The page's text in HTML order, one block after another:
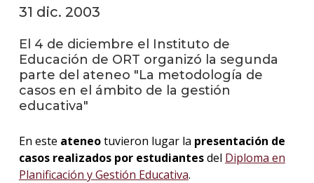
los
31 dic. 2003
El 4 de diciembre el Instituto de
Educación de ORT organizó la segunda
parte del ateneo "La metodología de
casos en el ámbito de la gestión
educativa"
En este ateneotuvieron lugar la presentación de
casos realizados por estudiantesdel Diploma en
Planificación y Gestión Educativa.